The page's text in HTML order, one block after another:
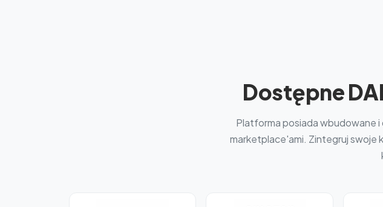
Dostępne
Platforma posiada wbudowane
marketplace'ami. Zintegruj swoje